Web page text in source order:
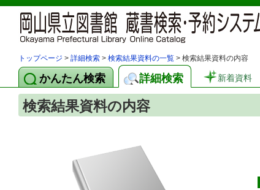
トップページ > 詳細検索 > 検索結果資料の一覧 > 検索結果資料の内容
かんたん検索 詳細検索 新着資料
検索結果資料の内容